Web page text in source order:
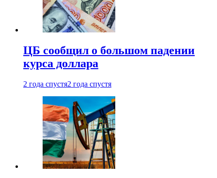
ЦБ сообщил о большом падении
курса доллара
2 года спустя2 года спустя